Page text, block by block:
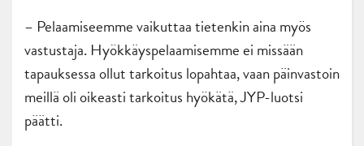
– Pelaamiseemme vaikuttaa tietenkin aina myös
vastustaja. Hyökkäyspelaamisemme ei missään
tapauksessa ollut tarkoitus lopahtaa, vaan päinvastoin
meillä oli oikeasti tarkoitus hyökätä, JYP-luotsi
päätti.